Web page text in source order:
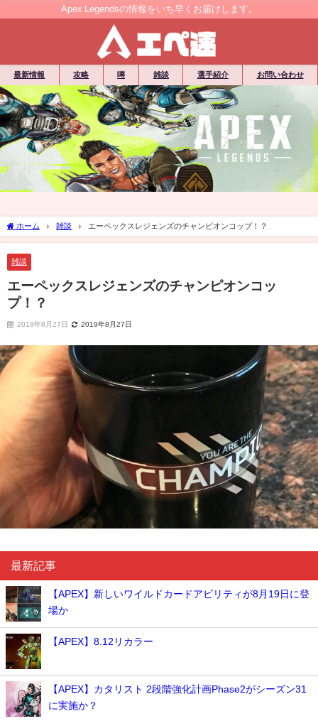
Apex Legendsの情報をいち早くお届けします。
最新情報 攻略 噂 雑談 選手紹介 お問い合わせ
ホーム 雑談 エーペックスレジェンズのチャンピオンコップ！？
雑談
エーペックスレジェンズのチャンピオンコッ
プ！？
2019年8月27日 2019年8月27日
最新記事
【APEX】新しいワイルドカードアビリティが8月19日に登
場か
【APEX】8.12リカラー
【APEX】カタリスト 2段階強化計画Phase2がシーズン31
に実施か？